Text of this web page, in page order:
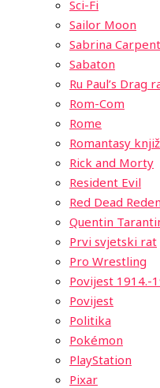
Sci-Fi
Sailor Moon
Sabrina
Sabaton
Ru Paul’s Drag
Rom-Com
Rome
Romantasy
Rick and Morty
Resident Evil
Red Dead
Quentin
Prvi svjetski rat
Pro Wrestling
Povijest 1914.-
Povijest
Politika
Pokémon
PlayStation
Pixar